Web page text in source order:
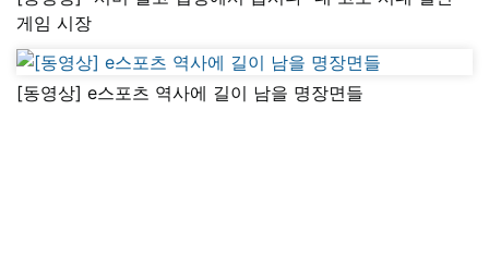
게임 시장
[동영상] e스포츠 역사에 길이 남을 명장면들